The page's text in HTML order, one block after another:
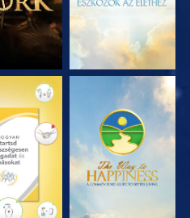
MŰSORNÉZÉS